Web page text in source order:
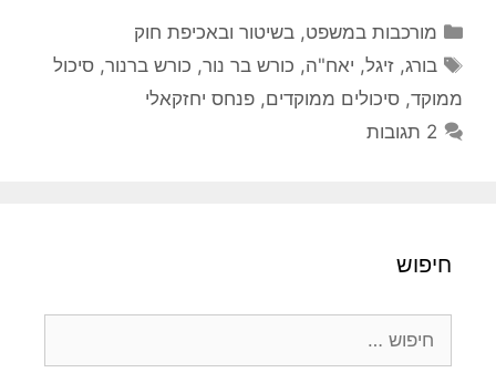
קטגוריות
מורכבות במשפט, בשיטור ובאכיפת חוק
תגיות
בורג,זיגל, יאח"ה, כורש בר נור, כורש ברנור,סיכול
ממוקד, סיכולים ממוקדים, פנחס יחזקאלי
2 תגובות
חיפוש